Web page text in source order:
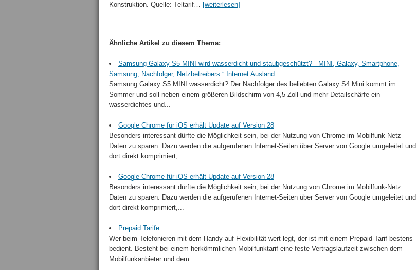
Konstruktion. Quelle: Teltarif… [weiterlesen]
Ähnliche Artikel zu diesem Thema:
Samsung Galaxy S5 MINI wird wasserdicht und staubgeschützt? ” MINI, Galaxy, Smartphone,
Samsung, Nachfolger, Netzbetreibers ” Internet Ausland
Samsung Galaxy S5 MINI wasserdicht? Der Nachfolger des beliebten Galaxy S4 Mini kommt im
Sommer und soll neben einem größeren Bildschirm von 4,5 Zoll und mehr Detailschärfe ein
wasserdichtes und...
Google Chrome für iOS erhält Update auf Version 28
Besonders interessant dürfte die Möglichkeit sein, bei der Nutzung von Chrome im Mobilfunk-Netz
Daten zu sparen. Dazu werden die aufgerufenen Internet-Seiten über Server von Google umgeleitet und
dort direkt komprimiert,...
Google Chrome für iOS erhält Update auf Version 28
Besonders interessant dürfte die Möglichkeit sein, bei der Nutzung von Chrome im Mobilfunk-Netz
Daten zu sparen. Dazu werden die aufgerufenen Internet-Seiten über Server von Google umgeleitet und
dort direkt komprimiert,...
Prepaid Tarife
Wer beim Telefonieren mit dem Handy auf Flexibilität wert legt, der ist mit einem Prepaid-Tarif bestens
bedient. Besteht bei einem herkömmlichen Mobilfunktarif eine feste Vertragslaufzeit zwischen dem
Mobilfunkanbieter und dem...